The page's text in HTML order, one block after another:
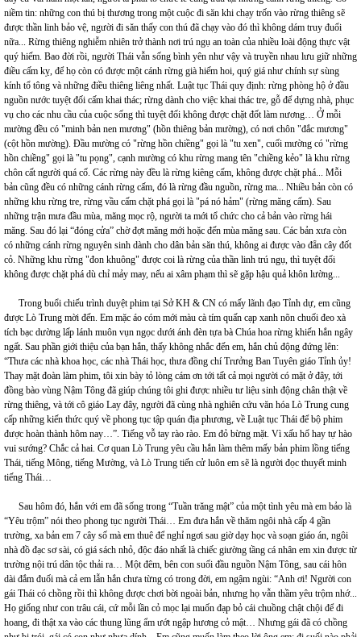
niềm tin: những con thú bị thương trong một cuộc đi săn khi chạy trốn vào rừng thiêng sẽ
được thần linh bảo vệ, người đi săn thấy con thú đã chạy vào đó thì không dám truy đuổi
nữa... Rừng thiêng nghiễm nhiên trở thành nơi trú ngụ an toàn của nhiều loài động thực vật
quý hiếm. Bao đời rồi, người Thái vẫn sống bình yên như vậy và truyền nhau lưu giữ những
điều cấm kỵ, để họ còn có được một cánh rừng già hiếm hoi, quý giá như chính sự sùng
kính tổ tông và những điều thiêng liêng nhất. Luật tục Thái quy định: rừng phòng hộ ở đầu
nguồn nước tuyệt đối cấm khai thác; rừng dành cho việc khai thác tre, gỗ để dựng nhà, phục
vụ cho các nhu cầu của cuộc sống thì tuyệt đối không được chặt đốt làm nương… Ở mỗi
mường đều có "minh bản nen mương" (hồn thiêng bản mường), có nơi chôn "đắc mương"
(cột hồn mường). Đầu mường có "rừng hồn chiềng" gọi là "tu xen", cuối mường có "rừng
hồn chiềng" gọi là "tu pọng", cạnh mường có khu rừng mang tên "chiềng kẻo" là khu rừng
chôn cất người quá cố. Các rừng này đều là rừng kiêng cấm, không được chặt phá... Mỗi
bản cũng đều có những cánh rừng cấm, đó là rừng đầu nguồn, rừng ma... Nhiều bản còn có
những khu rừng tre, rừng vầu cấm chặt phá gọi là "pá nó hảm" (rừng măng cấm). Sau
những trận mưa đầu mùa, măng mọc rộ, người ta mới tổ chức cho cả bản vào rừng hái
măng. Sau đó lại “đóng cửa” chờ đợt măng mới hoặc đến mùa măng sau. Các bản xưa còn
có những cánh rừng nguyên sinh dành cho dân bản săn thú, không ai được vào đẵn cây đốt
cỏ. Những khu rừng "đon khuông" được coi là rừng của thần linh trú ngụ, thì tuyệt đối
không được chặt phá dù chỉ mảy may, nếu ai xâm phạm thì sẽ gặp hậu quả khôn lường...
Trong buổi chiếu trình duyệt phim tại Sở KH & CN có mấy lãnh đạo Tỉnh dự, em cũng
được Lò Trung mời đến. Em mặc áo cóm mới màu cà tím quấn cạp xanh nõn chuối đeo xà
tích bạc dường lấp lánh muôn vụn ngọc dưới ánh đèn tựa bà Chúa hoa rừng khiến hắn ngây
ngất. Sau phần giới thiệu của bạn hắn, thấy không nhắc đến em, hắn chủ động đứng lên:
“Thưa các nhà khoa học, các nhà Thái học, thưa đồng chí Trưởng Ban Tuyên giáo Tỉnh ủy!
Thay mặt đoàn làm phim, tôi xin bày tỏ lòng cám ơn tới tất cả mọi người có mặt ở đây, tới
đồng bào vùng Nậm Tông đã giúp chúng tôi ghi được nhiều tư liệu sinh động chân thật về
rừng thiêng, và tới cô giáo Lay đây, người đã cùng nhà nghiên cứu văn hóa Lò Trung cung
cấp những kiến thức quý về phong tục tập quán địa phương, về Luật tục Thái để bộ phim
được hoàn thành hôm nay…”. Tiếng vỗ tay rào rào. Em đỏ bừng mặt. Vì xấu hổ hay tự hào
vui sướng? Chắc cả hai. Cơ quan Lò Trung yêu cầu hắn làm thêm mấy bản phim lồng tiếng
Thái, tiếng Mông, tiếng Mường, và Lò Trung tiến cử luôn em sẽ là người đọc thuyết minh
tiếng Thái…
Sau hôm đó, hắn với em đã sống trong “Tuần trăng mật” của một tình yêu mà em bảo là
“Yêu trộm” nói theo phong tục người Thái… Em đưa hắn về thăm ngôi nhà cấp 4 gần
trường, xa bản em 7 cây số mà em thuê để nghỉ ngơi sau giờ dạy học và soạn giáo án, ngôi
nhà đồ đạc sơ sài, có giá sách nhỏ, độc đáo nhất là chiếc giường tầng cá nhân em xin được từ
trường nội trú dân tộc thải ra… Một đêm, bên con suối đầu nguồn Nậm Tông, sau cái hôn
dài đắm đuối mà cả em lẫn hắn chưa từng có trong đời, em ngậm ngùi: “Anh ơi! Người con
gái Thái có chồng rồi thì không được chơi bời ngoài bản, nhưng họ vẫn thầm yêu trộm nhớ...
Họ giống như con trâu cái, cứ mỗi lần cỏ mọc lại muốn đạp bỏ cái chuồng chật chội để đi
hoang, đi thật xa vào các thung lũng ẩm ướt ngập hương cỏ mật… Nhưng gái đã có chồng